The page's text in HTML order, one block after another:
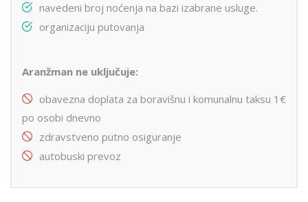
navedeni broj noćenja na bazi izabrane usluge.
organizaciju putovanja
Aranžman ne uključuje:
obavezna doplata za boravišnu i komunalnu taksu 1€
po osobi dnevno
zdravstveno putno osiguranje
autobuski prevoz